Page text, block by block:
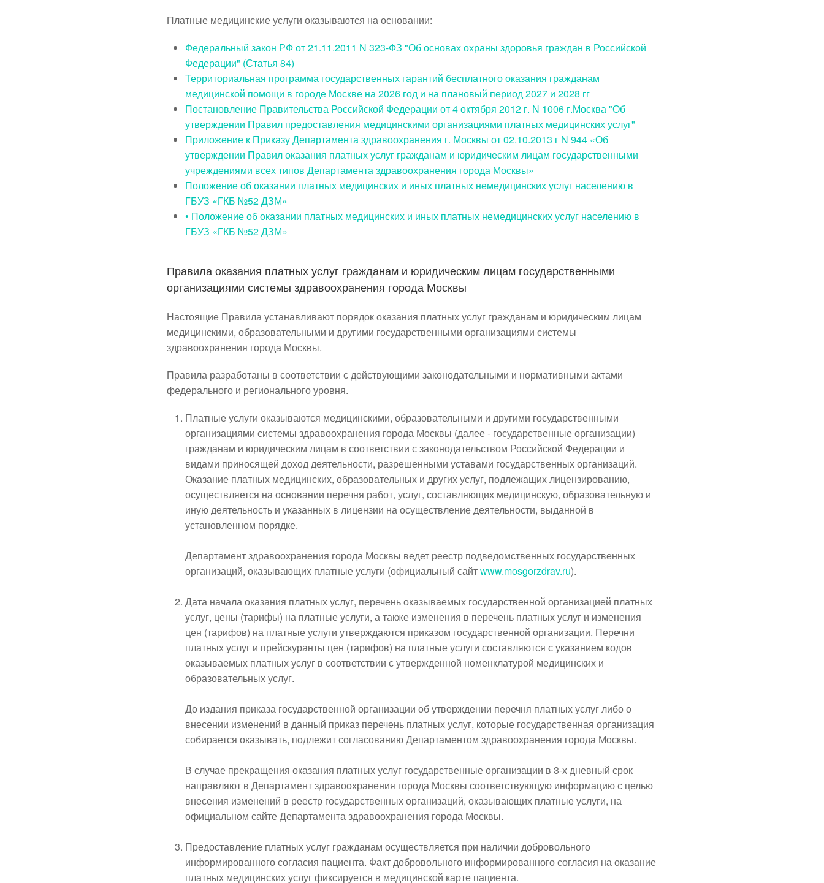
Платные медицинские услуги оказываются на основании:
Федеральный закон РФ от 21.11.2011 N 323-ФЗ "Об основах охраны здоровья граждан в Российской
Федерации" (Статья 84)
Территориальная программа государственных гарантий бесплатного оказания гражданам
медицинской помощи в городе Москве на2026 год и на плановый период2027 и 2028 гг
Постановление Правительства Российской Федерации от 4 октября 2012 г. N 1006 г.Москва "Об
утверждении Правил предоставления медицинскими организациями платных медицинских услуг"
Приложение к Приказу Департамента здравоохранения г. Москвы от 02.10.2013 г N 944 «Об
утверждении Правил оказания платных услуг гражданам и юридическим лицам государственными
учреждениями всех типов Департамента здравоохранения города Москвы»
Положение об оказании платных медицинских и иных платных немедицинских услуг населению в
ГБУЗ «ГКБ №52 ДЗМ»
• Положение об оказании платных медицинских и иных платных немедицинских услуг населению в
ГБУЗ «ГКБ №52 ДЗМ»
Правила оказания платных услуг гражданам и юридическим лицам государственными
организациями системы здравоохранения города Москвы
Настоящие Правила устанавливают порядок оказания платных услуг гражданам и юридическим лицам
медицинскими, образовательными и другими государственными организациями системы
здравоохранения города Москвы.
Правила разработаны в соответствии с действующими законодательными и нормативными актами
федерального и регионального уровня.
Платные услуги оказываются медицинскими, образовательными и другими государственными
организациями системы здравоохранения города Москвы (далее - государственные организации)
гражданам и юридическим лицам в соответствии с законодательством Российской Федерации и
видами приносящей доход деятельности, разрешенными уставами государственных организаций.
Оказание платных медицинских, образовательных и других услуг, подлежащих лицензированию,
осуществляется на основании перечня работ, услуг, составляющих медицинскую, образовательную и
иную деятельность и указанных в лицензии на осуществление деятельности, выданной в
установленном порядке.
Департамент здравоохранения города Москвы ведет реестр подведомственных государственных
организаций, оказывающих платные услуги (официальный сайтwww.mosgorzdrav.ru).
Дата начала оказания платных услуг, перечень оказываемых государственной организацией платных
услуг, цены (тарифы) на платные услуги, а также изменения в перечень платных услуг и изменения
цен (тарифов) на платные услуги утверждаются приказом государственной организации. Перечни
платных услуг и прейскуранты цен (тарифов) на платные услуги составляются с указанием кодов
оказываемых платных услуг в соответствии с утвержденной номенклатурой медицинских и
образовательных услуг.
До издания приказа государственной организации об утверждении перечня платных услуг либо о
внесении изменений в данный приказ перечень платных услуг, которые государственная организация
собирается оказывать, подлежит согласованию Департаментом здравоохранения города Москвы.
В случае прекращения оказания платных услуг государственные организации в 3-х дневный срок
направляют в Департамент здравоохранения города Москвы соответствующую информацию с целью
внесения изменений в реестр государственных организаций, оказывающих платные услуги, на
официальном сайте Департамента здравоохранения города Москвы.
Предоставление платных услуг гражданам осуществляется при наличии добровольного
информированного согласия пациента. Факт добровольного информированного согласия на оказание
платных медицинских услуг фиксируется в медицинской карте пациента.